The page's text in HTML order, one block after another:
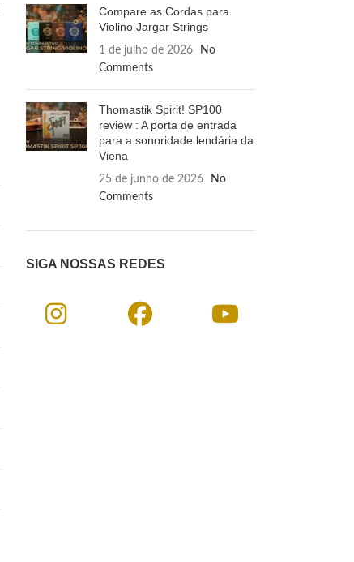
Compare as Cordas para
Violino Jargar Strings
1 de julho de 2026
No
Comments
Thomastik Spirit! SP100
review : A porta de entrada
para a sonoridade lendária da
Viena
25 de junho de 2026
No
Comments
SIGA NOSSAS REDES